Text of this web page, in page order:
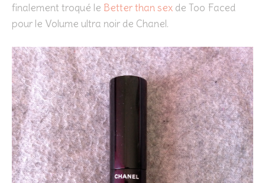
finalement troqué le Better than sex de Too Faced
pour le Volume ultra noir de Chanel.